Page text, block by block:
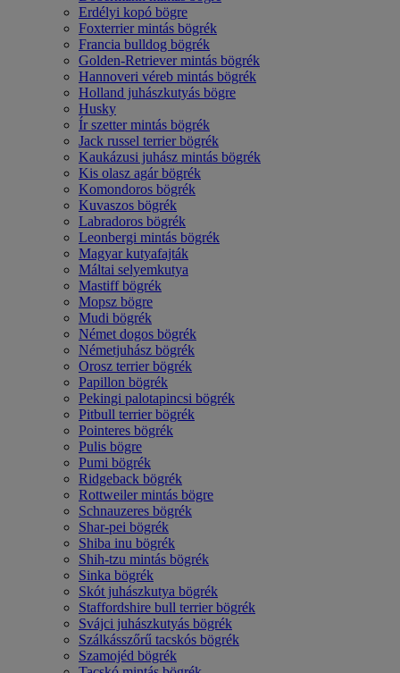
Erdélyi kopó bögre
Foxterrier mintás bögrék
Francia bulldog bögrék
Golden-Retriever mintás bögrék
Hannoveri véreb mintás bögrék
Holland juhászkutyás bögre
Husky
Ír szetter mintás bögrék
Jack russel terrier bögrék
Kaukázusi juhász mintás bögrék
Kis olasz agár bögrék
Komondoros bögrék
Kuvaszos bögrék
Labradoros bögrék
Leonbergi mintás bögrék
Magyar kutyafajták
Máltai selyemkutya
Mastiff bögrék
Mopsz bögre
Mudi bögrék
Német dogos bögrék
Németjuhász bögrék
Orosz terrier bögrék
Papillon bögrék
Pekingi palotapincsi bögrék
Pitbull terrier bögrék
Pointeres bögrék
Pulis bögre
Pumi bögrék
Ridgeback bögrék
Rottweiler mintás bögre
Schnauzeres bögrék
Shar-pei bögrék
Shiba inu bögrék
Shih-tzu mintás bögrék
Sinka bögrék
Skót juhászkutya bögrék
Staffordshire bull terrier bögrék
Svájci juhászkutyás bögrék
Szálkásszőrű tacskós bögrék
Szamojéd bögrék